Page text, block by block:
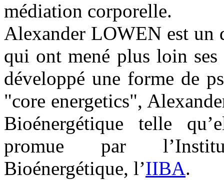
médiation corporelle.
Alexander LOWEN est un
qui ont mené plus loin
développé une forme de
"core energetics",
Bioénergétique telle
promue par
Bioénergétique, l’IIBA.